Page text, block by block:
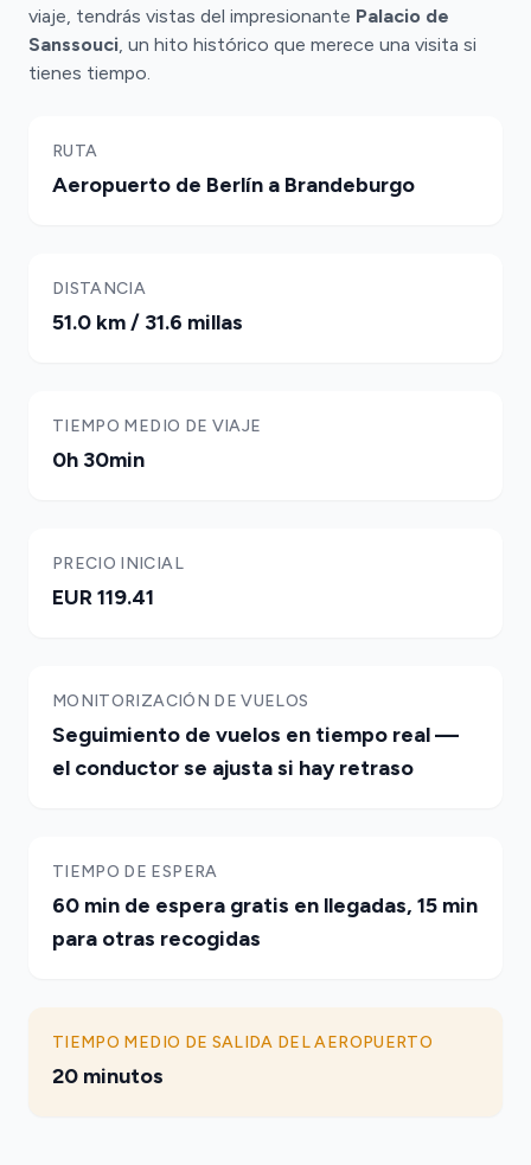
viaje, tendrás vistas del impresionante Palacio de
Sanssouci, un hito histórico que merece una visita si
tienes tiempo.
RUTA
Aeropuerto de Berlín a Brandeburgo
DISTANCIA
51.0 km / 31.6 millas
TIEMPO MEDIO DE VIAJE
0h 30min
PRECIO INICIAL
EUR 119.41
MONITORIZACIÓN DE VUELOS
Seguimiento de vuelos en tiempo real —
el conductor se ajusta si hay retraso
TIEMPO DE ESPERA
60 min de espera gratis en llegadas, 15 min
para otras recogidas
TIEMPO MEDIO DE SALIDA DEL AEROPUERTO
20 minutos